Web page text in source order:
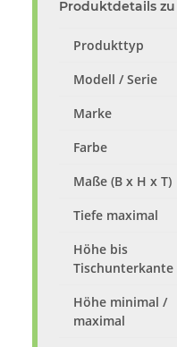
Produktdetails zu
Produkttyp
Modell / Serie
Marke
Farbe
Maße (B x H x T)
Tiefe maximal
Höhe bis
Tischunterkante
Höhe minimal /
maximal